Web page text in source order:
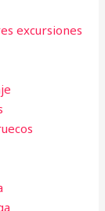
excursiones